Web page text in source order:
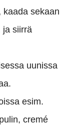
kaada sekaan
ja siirrä
uunissa
esim.
cremé